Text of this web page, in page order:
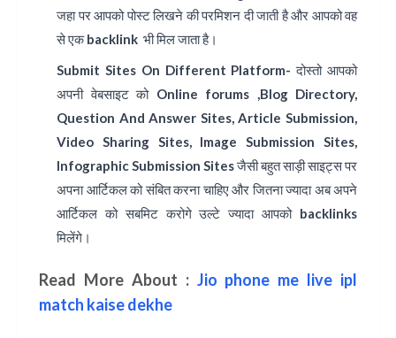
जहा पर आपको पोस्ट लिखने की परमिशन दी जाती है और आपको वह
से एकbacklink भी मिल जाता है।
Submit Sites On Different Platform- दोस्तो आपको
अपनी वेबसाइट कोOnline forums ,Blog Directory,
Question And Answer Sites, Article Submission,
Video Sharing Sites, Image Submission Sites,
Infographic Submission Sitesजैसी बहुत साड़ी साइट्स पर
अपना आर्टिकल को संबित करना चाहिए और जितना ज्यादा अब अपने
आर्टिकल को सबमिट करोगे उल्टे ज्यादा आपको backlinks
मिलेंगे।
Read More About : Jio phone me live ipl
match kaise dekhe